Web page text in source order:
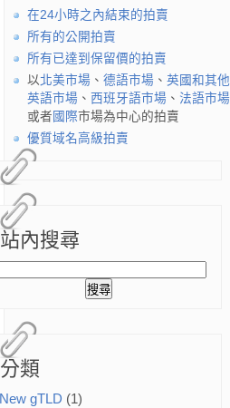
在24小時之內結束的拍賣
所有的公開拍賣
所有已達到保留價的拍賣
以北美市場 、 德語市場 、 英國和其他
英語市場 、 西班牙語市場 、 法語市場
或者 國際市場為中心的拍賣
優質域名高級拍賣
站內搜尋
分類
New gTLD (1)